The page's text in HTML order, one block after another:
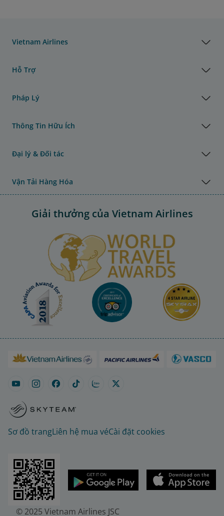
Vietnam Airlines
Hỗ Trợ
Pháp Lý
Thông Tin Hữu Ích
Đại lý & Đối tác
Vận Tải Hàng Hóa
Giải thưởng của Vietnam Airlines
Sơ đồ trangLiên hệ mua véCài đặt cookies
© 2025 Vietnam Airlines JSC